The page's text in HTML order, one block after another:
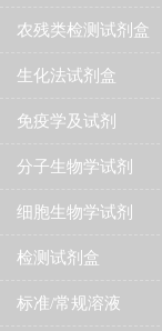
农残类检测试剂盒
生化法试剂盒
免疫学及试剂
分子生物学试剂
细胞生物学试剂
检测试剂盒
标准/常规溶液